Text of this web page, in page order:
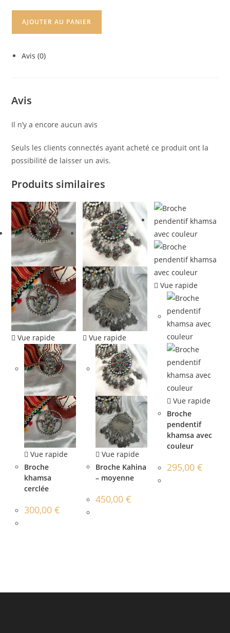
AJOUTER AU PANIER
Avis (0)
Avis
Il n’y a encore aucun avis
Seuls les clients connectés ayant acheté ce produit ont la
possibilité de laisser un avis.
Produits similaires
Vue rapide
Vue rapide
Broche
khamsa
cerclée
300,00€
Vue rapide
Vue rapide
Broche Kahina
– moyenne
450,00 €
Vue rapide
Vue rapide
Broche
pendentif
khamsa avec
couleur
295,00 €